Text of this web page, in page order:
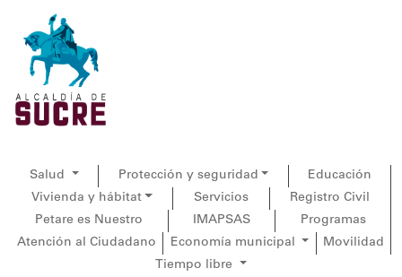
Salud Protección y seguridad
Educación
Vivienda y hábitat
Servicios
Registro Civil
Petare es Nuestro
IMAPSAS
Programas
Atención al Ciudadano
Economía municipal
Movilidad
Tiempo libre